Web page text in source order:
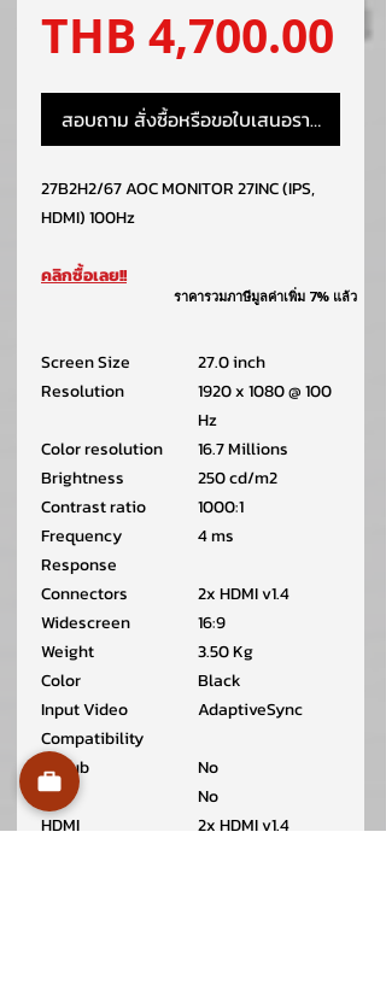
THB 4,700.00
สอบถาม สั่งซื้อหรือขอใบเสนอราคา
27B2H2/67 AOC MONITOR 27INC (IPS,
HDMI) 100Hz
คลิกซื้อเลย!!
Screen Size
27.0 inch
Resolution
1920 x 1080 @ 100
Hz
Color resolution
16.7 Millions
Brightness
250 cd/m2
Contrast ratio
1000:1
Frequency
Response
4 ms
Connectors
2x HDMI v1.4
Widescreen
16:9
Weight
3.50 Kg
Color
Black
Input Video
Compatibility
AdaptiveSync
D-Sub
No
DVI
No
HDMI
2x HDMI v1.4
ราคารวมภาษีมูลค่าเพิ่ม 7% แล้ว